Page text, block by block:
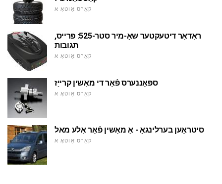
קאַרס אַוטאָ א
ראַדאַר דיטעקטער שאָ-מיר סטר-525: פּרייס,
תגובות
קאַרס אַוטאָ א
ספּאַננערס פֿאַר די מאַשין קרייַז
קאַרס אַוטאָ א
סיטראָען בערלינגאָ - אַ מאַשין פֿאַר אַלע מאל
קאַרס אַוטאָ א